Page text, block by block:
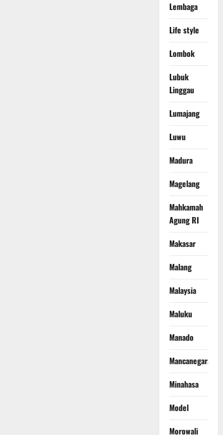
Lembaga
Life style
Lombok
Lubuk
Linggau
Lumajang
Luwu
Madura
Magelang
Mahkamah
Agung RI
Makasar
Malang
Malaysia
Maluku
Manado
Mancanegara
Minahasa
Model
Morowali